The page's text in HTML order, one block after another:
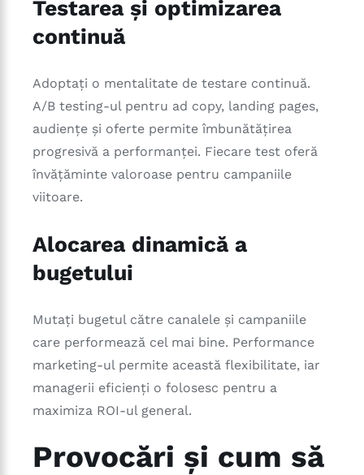
Testarea și optimizarea
continuă
Adoptați o mentalitate de testare continuă.
A/B testing-ul pentru ad copy, landing pages,
audiențe și oferte permite îmbunătățirea
progresivă a performanței. Fiecare test oferă
învățăminte valoroase pentru campaniile
viitoare.
Alocarea dinamică a
bugetului
Mutați bugetul către canalele și campaniile
care performează cel mai bine. Performance
marketing-ul permite această flexibilitate, iar
managerii eficienți o folosesc pentru a
maximiza ROI-ul general.
Provocări și cum să